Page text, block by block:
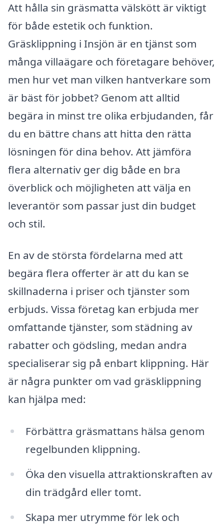
Att hålla sin gräsmatta välskött är viktigt
för både estetik och funktion.
Gräsklippning i Insjön är en tjänst som
många villaägare och företagare behöver,
men hur vet man vilken hantverkare som
är bäst för jobbet? Genom att alltid
begära in minst tre olika erbjudanden, får
du en bättre chans att hitta den rätta
lösningen för dina behov. Att jämföra
flera alternativ ger dig både en bra
överblick och möjligheten att välja en
leverantör som passar just din budget
och stil.
En av de största fördelarna med att
begära flera offerter är att du kan se
skillnaderna i priser och tjänster som
erbjuds. Vissa företag kan erbjuda mer
omfattande tjänster, som städning av
rabatter och gödsling, medan andra
specialiserar sig på enbart klippning. Här
är några punkter om vad gräsklippning
kan hjälpa med:
Förbättra gräsmattans hälsa genom
regelbunden klippning.
Öka den visuella attraktionskraften av
din trädgård eller tomt.
Skapa mer utrymme för lek och